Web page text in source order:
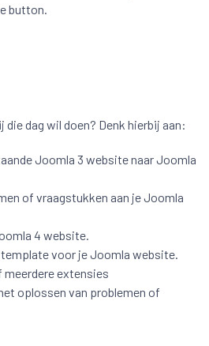
button.
dag wil doen? Denk hierbij aan:
Joomla 3 website naar Joomla
of vraagstukken aan je Joomla
4 website.
template voor je Joomla website.
meerdere extensies
oplossen van problemen of